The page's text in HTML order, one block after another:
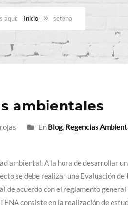
Inicio setena
ambientales
En Blog, Regencias
ambiental. A la hora de desarrollar
se debe realizar una Evaluación de
de acuerdo con el reglamento general
consiste en la realización de